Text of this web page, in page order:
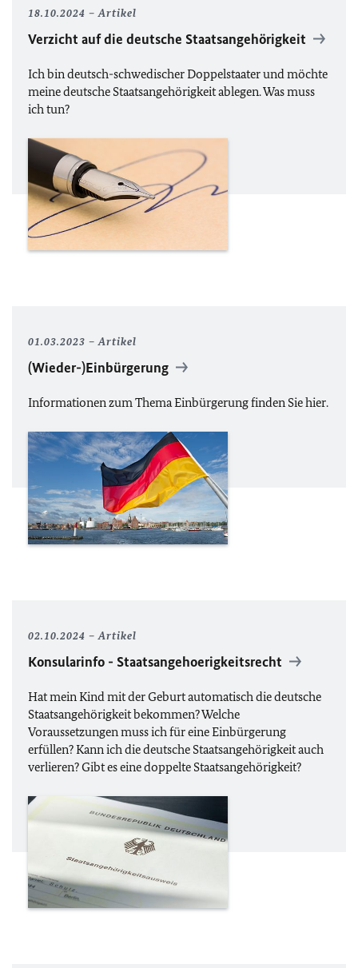
18.10.2024 Artikel
Verzicht auf die deutsche Staatsangehörigkeit
Ich bin deutsch-schwedischer Doppelstaater und möchte
meine deutsche Staatsangehörigkeit ablegen. Was muss
ich tun?
01.03.2023 Artikel
(Wieder-)Einbürgerung
Informationen zum Thema Einbürgerung finden Sie hier.
02.10.2024 Artikel
Konsularinfo - Staatsangehoerigkeitsrecht
Hat mein Kind mit der Geburt automatisch die deutsche
Staatsangehörigkeit bekommen? Welche
Voraussetzungen muss ich für eine Einbürgerung
erfüllen? Kann ich die deutsche Staatsangehörigkeit auch
verlieren? Gibt es eine doppelte Staatsangehörigkeit?